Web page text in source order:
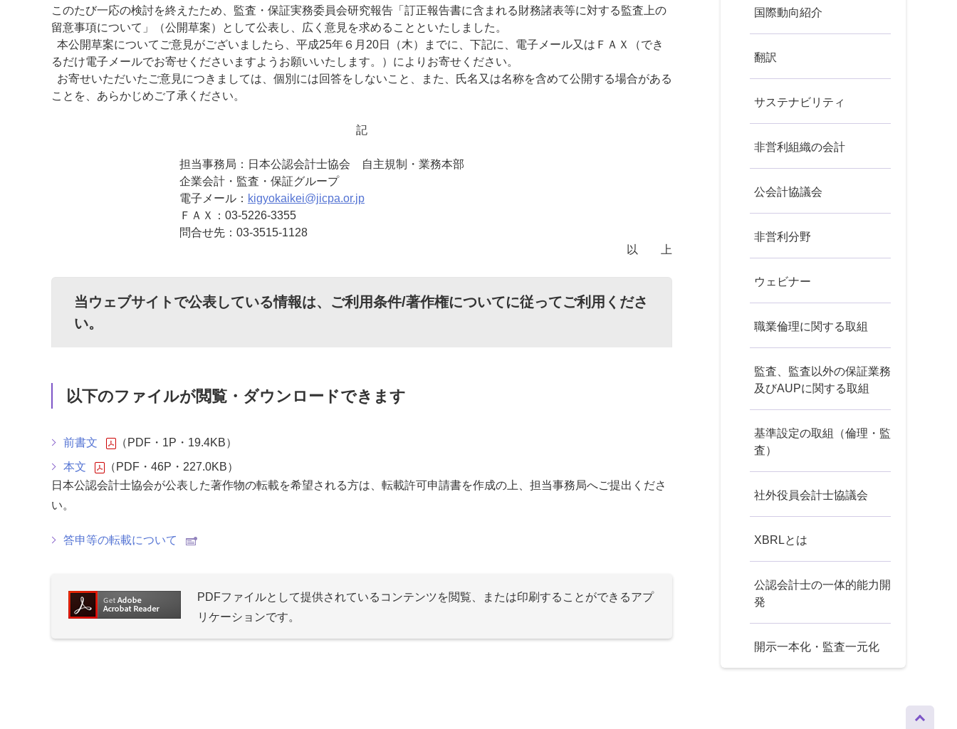
このたび一応の検討を終えたため、監査・保証実務委員会研究報告「訂正報告書に含まれる財務諸表等に対する監査上の
留意事項について」（公開草案）として公表し、広く意見を求めることといたしました。
本公開草案についてご意見がございましたら、平成25年６月20日（木）までに、下記に、電子メール又はＦＡＸ（でき
るだけ電子メールでお寄せくださいますようお願いいたします。）によりお寄せください。
お寄せいただいたご意見につきましては、個別には回答をしないこと、また、氏名又は名称を含めて公開する場合がある
ことを、あらかじめご了承ください。
記
担当事務局：日本公認会計士協会 自主規制・業務本部
企業会計・監査・保証グループ
電子メール： kigyokaikei@jicpa.or.jp
ＦＡＸ：03-5226-3355
問合せ先：03-3515-1128
以 上
当ウェブサイトで公表している情報は、 ご利用条件/著作権についてに従ってご利用くださ
い。
以下のファイルが閲覧・ダウンロードできます
前書文
（PDF・1P・19.4KB）
本文
（PDF・46P・227.0KB）
日本公認会計士協会が公表した著作物の転載を希望される方は、転載許可申請書を作成の上、担当事務局へご提出くださ
い。
答申等の転載について
PDFファイルとして提供されているコンテンツを閲覧、または印刷することができるアプ
リケーションです。
国際動向紹介
翻訳
サステナビリティ
非営利組織の会計
公会計協議会
非営利分野
ウェビナー
職業倫理に関する取組
監査、監査以外の保証業務
及びAUPに関する取組
基準設定の取組（倫理・監
査）
社外役員会計士協議会
XBRLとは
公認会計士の一体的能力開
発
開示一本化・監査一元化
ップへ